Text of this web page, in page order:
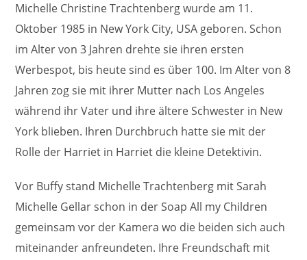
Michelle Christine Trachtenberg wurde am 11.
Oktober 1985 in New York City, USA geboren. Schon
im Alter von 3 Jahren drehte sie ihren ersten
Werbespot, bis heute sind es über 100. Im Alter von 8
Jahren zog sie mit ihrer Mutter nach Los Angeles
während ihr Vater und ihre ältere Schwester in New
York blieben. Ihren Durchbruch hatte sie mit der
Rolle der Harriet in Harriet die kleine Detektivin.
Vor Buffy stand Michelle Trachtenberg mit Sarah
Michelle Gellar schon in der Soap All my Children
gemeinsam vor der Kamera wo die beiden sich auch
miteinander anfreundeten. Ihre Freundschaft mit